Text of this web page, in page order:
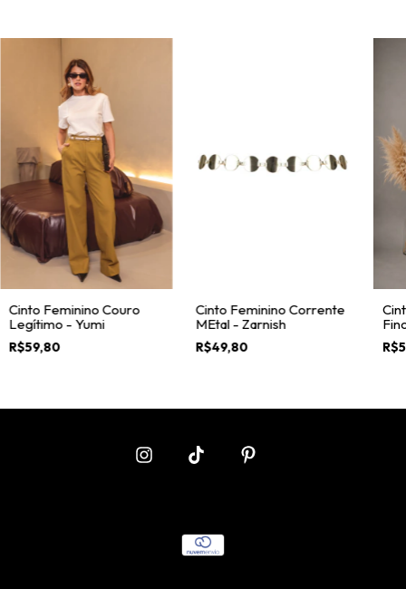
Cinto Feminino Couro
Legítimo - Yumi
R$59,80
Cinto Feminino Corrente
MEtal - Zarnish
R$49,80